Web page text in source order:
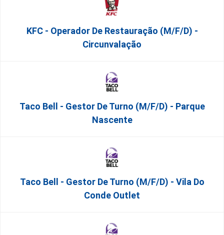
KFC - Operador De Restauração (m/f/d) -
Circunvalação
Taco Bell - Gestor De Turno (m/f/d) - Parque
Nascente
Taco Bell - Gestor De Turno (m/f/d) - Vila Do
Conde Outlet